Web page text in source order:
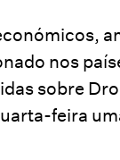
nos
sobre
feira